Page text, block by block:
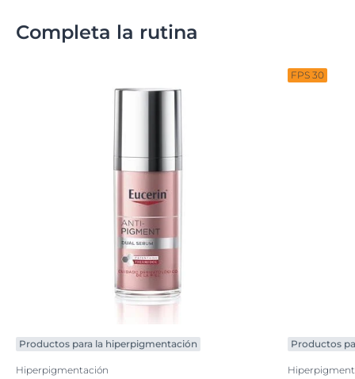
Completa la rutina
Productos para la hiperpigmentación
Hiperpigmentación
FPS 30
Productos